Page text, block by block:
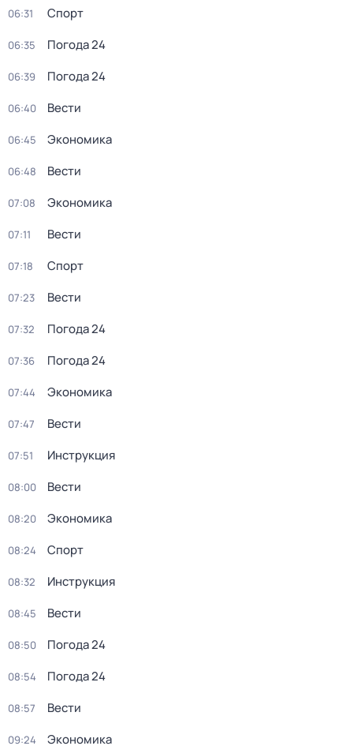
06:31 Спорт
06:35 Погода 24
06:39 Погода 24
06:40 Вести
06:45 Экономика
06:48 Вести
07:08 Экономика
07:11 Вести
07:18 Спорт
07:23 Вести
07:32 Погода 24
07:36 Погода 24
07:44 Экономика
07:47 Вести
07:51 Инструкция
08:00 Вести
08:20 Экономика
08:24 Спорт
08:32 Инструкция
08:45 Вести
08:50 Погода 24
08:54 Погода 24
08:57 Вести
09:24 Экономика